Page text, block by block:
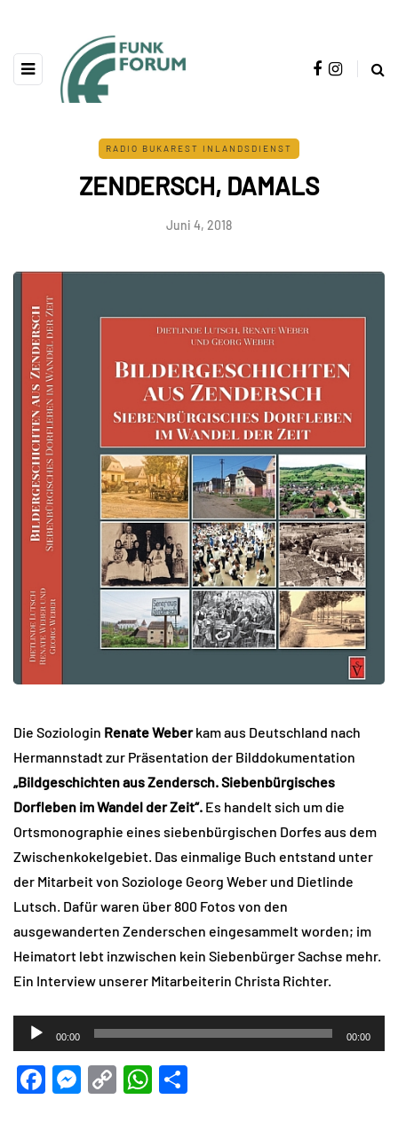
RADIO BUKAREST INLANDSDIENST
ZENDERSCH, DAMALS
Juni 4, 2018
Die Soziologin Renate Weberkam aus Deutschland nach
Hermannstadt zur Präsentation der Bilddokumentation
„Bildgeschichten aus Zendersch. Siebenbürgisches
Dorfleben im Wandel der Zeit“. Es handelt sich um die
Ortsmonographie eines siebenbürgischen Dorfes aus dem
Zwischenkokelgebiet. Das einmalige Buch entstand unter
der Mitarbeit von Soziologe Georg Weber und Dietlinde
Lutsch. Dafür waren über 800 Fotos von den
ausgewanderten Zenderschen eingesammelt worden; im
Heimatort lebt inzwischen kein Siebenbürger Sachse mehr.
Ein Interview unserer Mitarbeiterin Christa Richter.
Audio-
Player
00:00 00:00
Facebook
Messenger
CopyWhatsApp